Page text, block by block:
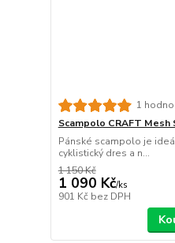
1
Scampolo CRAFT
Pánské scampolo je
cyklistický dres a n...
1 150 Kč
1 090 Kč/ks
901 Kč bez DPH